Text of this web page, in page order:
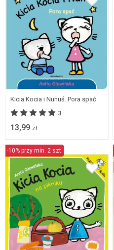
Kicia Kocia i Nunuś. Pora spać
3
13,99 zł
-10% przy min. 2 szt.